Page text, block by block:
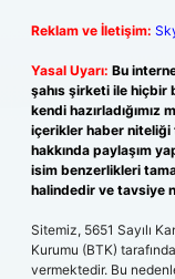
Reklam ve İletişim:
Yasal Uyarı: Bu
şahıs şirketi ile hiçbir
kendi hazırladığımız
içerikler haber niteliği
hakkında paylaşım
isim benzerlikleri
halindedir ve tavsiye
Sitemiz, 5651 Sayılı
Kurumu (BTK)
vermektedir. Bu